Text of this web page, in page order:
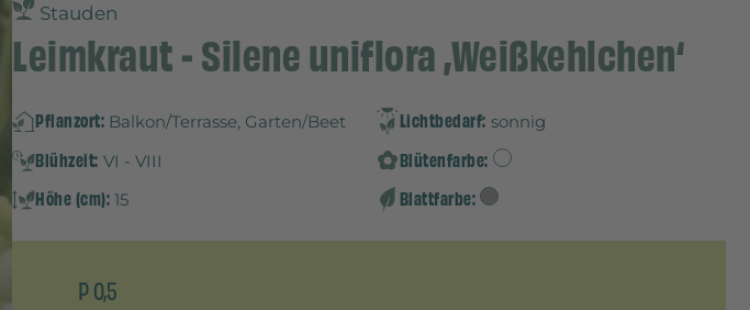
Stauden
Leimkraut - Silene uniflora ‚Weißkehlchen‘
Pflanzort: Balkon/Terrasse, Garten/Beet Lichtbedarf: sonnig
Blühzeit: VI - VIII
Blütenfarbe:
Höhe (cm): 15 Blattfarbe:
P 0,5